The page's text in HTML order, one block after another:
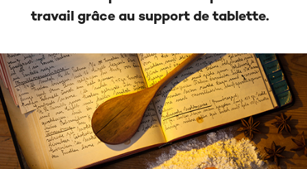
travail grâce au support de tablette.